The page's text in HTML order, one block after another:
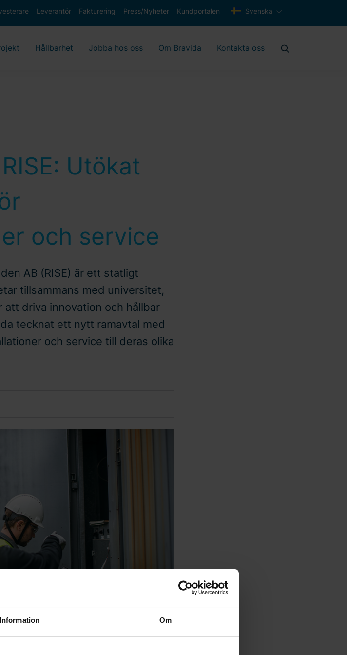
Information Om
Leverantör Fakturering Press/Nyheter Kundportalen Svenska
Hållbarhet Jobba hos oss Om Bravida Kontakta oss
Utökat
och service
AB (RISE) är ett statligt
tillsammans med universitet,
att driva innovation och hållbar
tecknat ett nytt ramavtal med
och service till deras olika
RISE där de levererat tjänster inom